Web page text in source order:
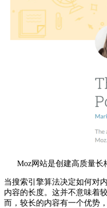
Moz网站是创建高质量长
当搜索引擎算法决定如何对
内容的长度。这并不意味着
而，较长的内容有一个优势